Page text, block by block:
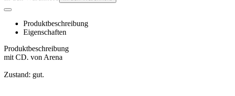
Produktbeschreibung
Eigenschaften
Produktbeschreibung
mit CD. von Arena
Zustand: gut.